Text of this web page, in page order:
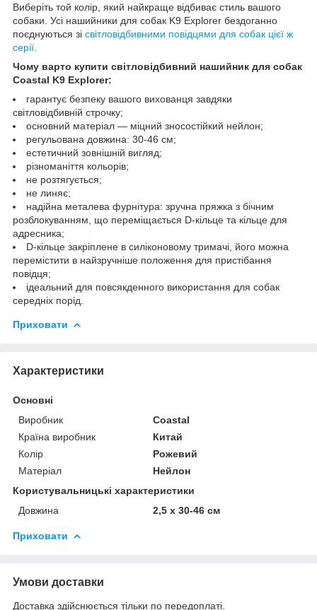
Виберіть той колір, який найкраще відбиває стиль вашого
собаки. Усі нашийники для собак K9 Explorer бездоганно
поєднуються зі світловідбивними повідцями для собак цієї ж
серії
Чому варто купити світловідбивний нашийник для собак
Coastal K9 Explorer:
гарантує безпеку вашого вихованця завдяки
світловідбивній строчку;
основний матеріал — міцний зносостійкий нейлон;
регульована довжина: 30-46 см;
естетичний зовнішній вигляд;
різноманіття кольорів;
не розтягується;
не линяє;
надійна металева фурнітура: зручна пряжка з бічним
розблокуванням, що переміщається D-кільце та кільце для
адресника;
D-кільце закріплене в силіконовому тримачі, його можна
перемістити в найзручніше положення для пристібання
повідця;
ідеальний для повсякденного використання для собак
середніх порід.
Приховати
Характеристики
Основні
Виробник
Coastal
Країна виробник
Китай
Колір
Рожевий
Матеріал
Нейлон
Користувальницькі характеристики
Довжина
2,5 x 30-46 см
Приховати
Умови доставки
Доставка здійснюється тільки по передоплаті.